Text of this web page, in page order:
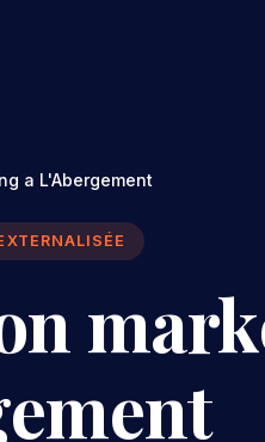
a L'Abergement